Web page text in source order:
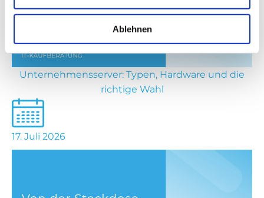
Ablehnen
Unternehmensserver: Typen, Hardware und die
richtige Wahl
17. Juli 2026